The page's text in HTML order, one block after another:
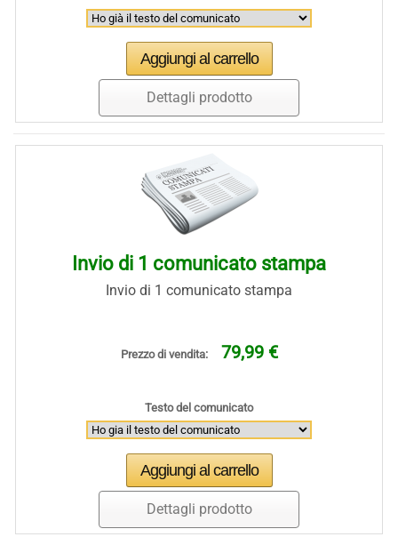
Dettagli prodotto
Invio di 1 comunicato stampa
Invio di 1 comunicato stampa
Prezzo di vendita: 79,99 €
Testo del comunicato
Dettagli prodotto